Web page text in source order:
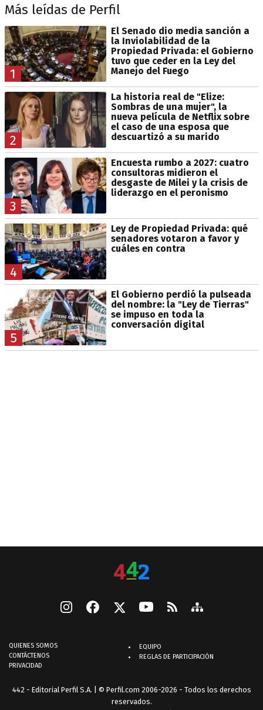
Más leídas de Perfil
1
El Senado dio media sanción a
la Inviolabilidad de la
Propiedad Privada: el Gobierno
tuvo que ceder en la Ley del
Manejo del Fuego
2
La historia real de "Elize:
Sombras de una mujer", la
nueva película de Netflix sobre
el caso de una esposa que
descuartizó a su marido
3
Encuesta rumbo a 2027: cuatro
consultoras midieron el
desgaste de Milei y la crisis de
liderazgo en el peronismo
4
Ley de Propiedad Privada: qué
senadores votaron a favor y
cuáles en contra
5
El Gobierno perdió la pulseada
del nombre: la "Ley de Tierras"
se impuso en toda la
conversación digital
QUIENES SOMOS
CONTÁCTENOS
PRIVACIDAD
EQUIPO
REGLAS DE PARTICIPACIÓN
442 - Editorial Perfil S.A. | © Perfil.com 2006-2026 - Todos los derechos
reservados.